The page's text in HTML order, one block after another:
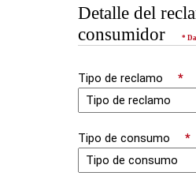
Detalle del
consumidor
*
Tipo de reclamo *
Tipo de consumo *